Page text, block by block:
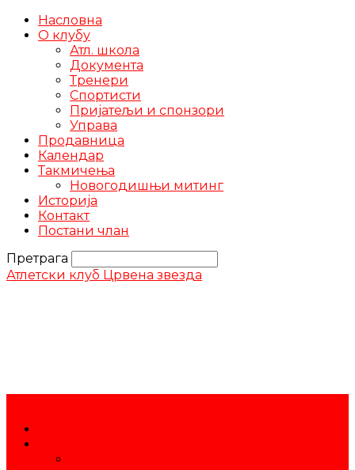
Насловна
О клубу
Атл. школа
Документа
Тренери
Спортисти
Пријатељи и спонзори
Управа
Продавница
Календар
Такмичења
Новогодишњи митинг
Историја
Контакт
Постани члан
Претрага
Атлетски клуб Црвена звезда